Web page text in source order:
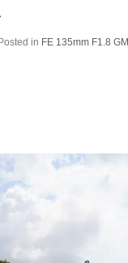
Posted in FE 135mm F1.8 GM